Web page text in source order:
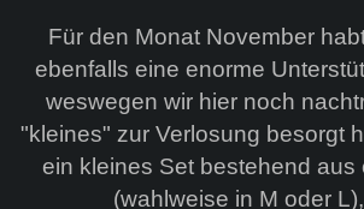
Für den Monat November
ebenfalls eine enorme
weswegen wir hier noch
"kleines" zur Verlosung besorgt
ein kleines Set bestehend aus
(wahlweise in M oder